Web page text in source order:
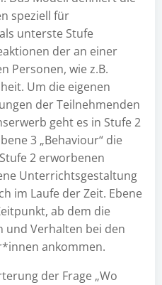
speziell für
unterste Stufe
der an einer
Personen, wie z.B.
Um die eigenen
der Teilnehmenden
geht es in Stufe 2
3 „Behaviour“ die
2 erworbenen
Unterrichtsgestaltung
im Laufe der Zeit. Ebene
ab dem die
und Verhalten bei den
ankommen.
der Frage „Wo